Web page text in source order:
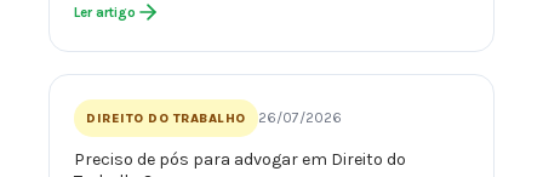
Ler artigo
DIREITO DO TRABALHO 26/07/2026
Preciso de pós para advogar em Direito do